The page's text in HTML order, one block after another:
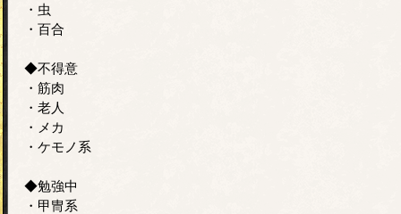
・虫
・百合
◆不得意
・筋肉
・老人
・メカ
・ケモノ系
◆勉強中
・甲冑系